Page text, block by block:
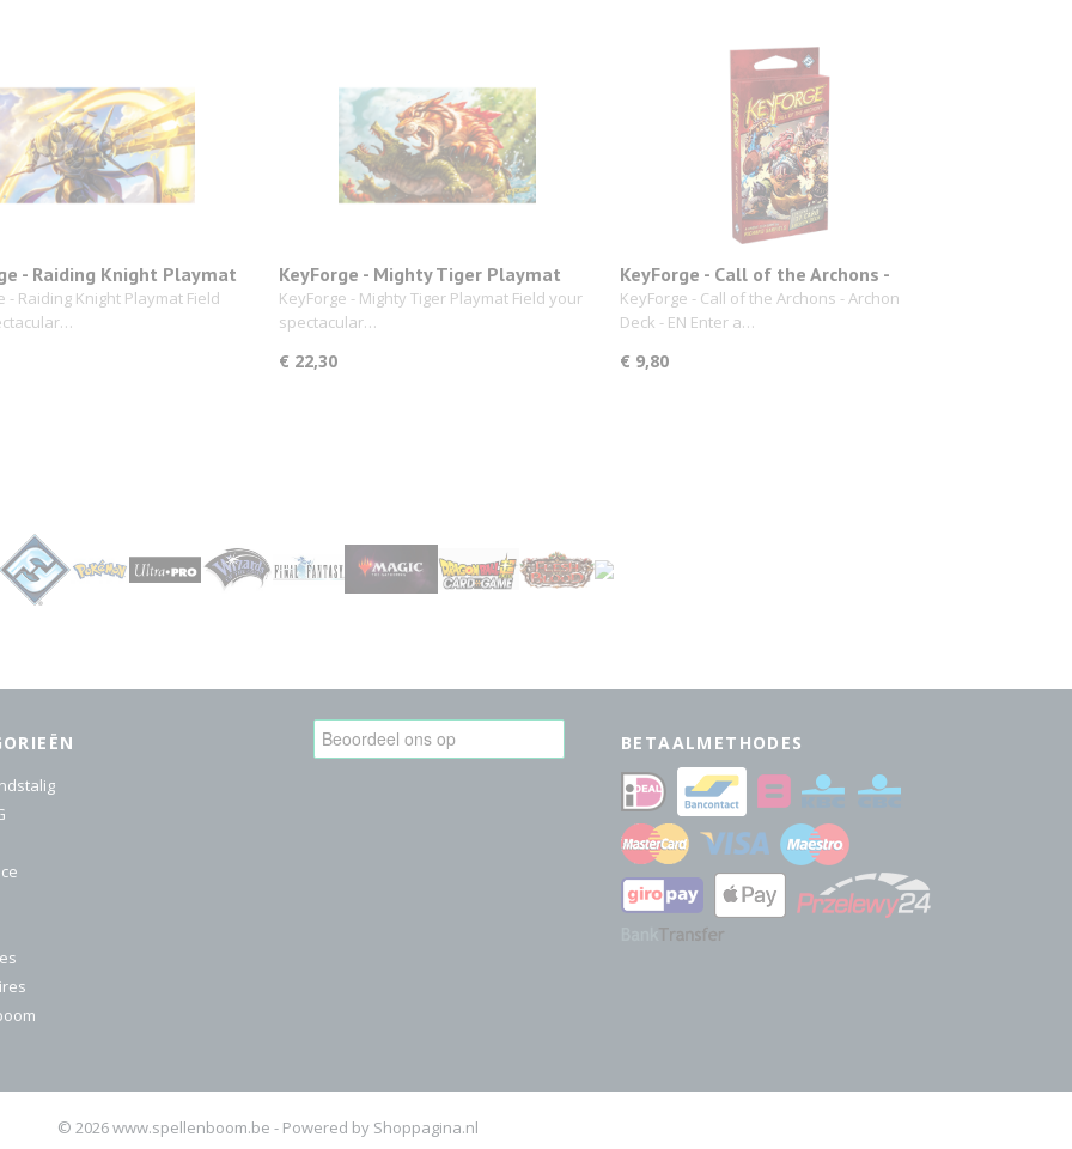
- Raiding Knight Playmat
- Raiding Knight Playmat Field
KeyForge - Mighty Tiger Playmat
KeyForge - Mighty Tiger Playmat Field your
spectacular…
€ 22,30
KeyForge - Call of the Archons -
Archon Deck
KeyForge - Call of the Archons - Archon
Deck - EN Enter a…
€ 9,80
BETAALMETHODES
© 2026 www.spellenboom.be - Powered by Shoppagina.nl